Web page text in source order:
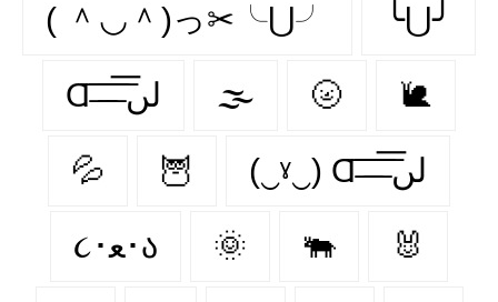
( ＾◡＾)っ✂╰⋃╯ ╰⋃╯
Ɑ͞ ̶͞ ̶͞ ̶͞ لں͞ 🌫️ 🌝 🐌
💦 🦉 (‿ˠ‿) Ɑ͞ ̶͞ ̶͞ ̶͞ لں͞
૮･ﻌ･ა 🌞 🐃 🐰